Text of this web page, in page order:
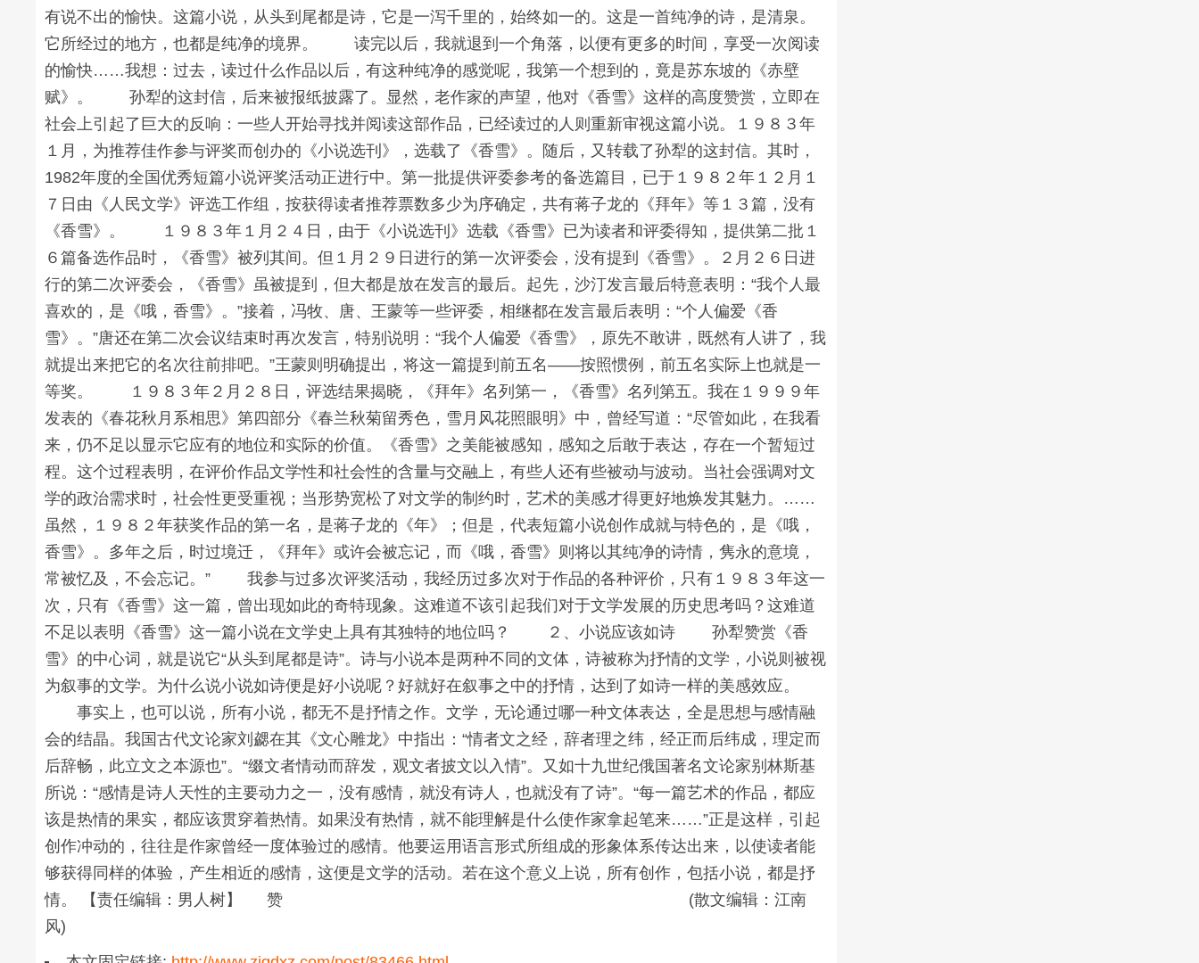
有说不出的愉快。这篇小说，从头到尾都是诗，它是一泻千里的，始终如一的。这是一首纯净的诗，是清泉。
它所经过的地方，也都是纯净的境界。 读完以后，我就退到一个角落，以便有更多的时间，享受一次阅读
的愉快……我想：过去，读过什么作品以后，有这种纯净的感觉呢，我第一个想到的，竟是苏东坡的《赤壁
赋》。 孙犁的这封信，后来被报纸披露了。显然，老作家的声望，他对《香雪》这样的高度赞赏，立即在
社会上引起了巨大的反响：一些人开始寻找并阅读这部作品，已经读过的人则重新审视这篇小说。１９８３年
１月，为推荐佳作参与评奖而创办的《小说选刊》，选载了《香雪》。随后，又转载了孙犁的这封信。其时，
1982年度的全国优秀短篇小说评奖活动正进行中。第一批提供评委参考的备选篇目，已于１９８２年１２月１
７日由《人民文学》评选工作组，按获得读者推荐票数多少为序确定，共有蒋子龙的《拜年》等１３篇，没有
《香雪》。 １９８３年１月２４日，由于《小说选刊》选载《香雪》已为读者和评委得知，提供第二批１
６篇备选作品时，《香雪》被列其间。但１月２９日进行的第一次评委会，没有提到《香雪》。２月２６日进
行的第二次评委会，《香雪》虽被提到，但大都是放在发言的最后。起先，沙汀发言最后特意表明：“我个人最
喜欢的，是《哦，香雪》。”接着，冯牧、唐、王蒙等一些评委，相继都在发言最后表明：“个人偏爱《香
雪》。”唐还在第二次会议结束时再次发言，特别说明：“我个人偏爱《香雪》，原先不敢讲，既然有人讲了，我
就提出来把它的名次往前排吧。”王蒙则明确提出，将这一篇提到前五名——按照惯例，前五名实际上也就是一
等奖。 １９８３年２月２８日，评选结果揭晓，《拜年》名列第一，《香雪》名列第五。我在１９９９年
发表的《春花秋月系相思》第四部分《春兰秋菊留秀色，雪月风花照眼明》中，曾经写道：“尽管如此，在我看
来，仍不足以显示它应有的地位和实际的价值。《香雪》之美能被感知，感知之后敢于表达，存在一个暂短过
程。这个过程表明，在评价作品文学性和社会性的含量与交融上，有些人还有些被动与波动。当社会强调对文
学的政治需求时，社会性更受重视；当形势宽松了对文学的制约时，艺术的美感才得更好地焕发其魅力。……
虽然，１９８２年获奖作品的第一名，是蒋子龙的《年》；但是，代表短篇小说创作成就与特色的，是《哦，
香雪》。多年之后，时过境迁，《拜年》或许会被忘记，而《哦，香雪》则将以其纯净的诗情，隽永的意境，
常被忆及，不会忘记。” 我参与过多次评奖活动，我经历过多次对于作品的各种评价，只有１９８３年这一
次，只有《香雪》这一篇，曾出现如此的奇特现象。这难道不该引起我们对于文学发展的历史思考吗？这难道
不足以表明《香雪》这一篇小说在文学史上具有其独特的地位吗？ ２、小说应该如诗 孙犁赞赏《香
雪》的中心词，就是说它“从头到尾都是诗”。诗与小说本是两种不同的文体，诗被称为抒情的文学，小说则被视
为叙事的文学。为什么说小说如诗便是好小说呢？好就好在叙事之中的抒情，达到了如诗一样的美感效应。
事实上，也可以说，所有小说，都无不是抒情之作。文学，无论通过哪一种文体表达，全是思想与感情融
会的结晶。我国古代文论家刘勰在其《文心雕龙》中指出：“情者文之经，辞者理之纬，经正而后纬成，理定而
后辞畅，此立文之本源也”。“缀文者情动而辞发，观文者披文以入情”。又如十九世纪俄国著名文论家别林斯基
所说：“感情是诗人天性的主要动力之一，没有感情，就没有诗人，也就没有了诗”。“每一篇艺术的作品，都应
该是热情的果实，都应该贯穿着热情。如果没有热情，就不能理解是什么使作家拿起笔来……”正是这样，引起
创作冲动的，往往是作家曾经一度体验过的感情。他要运用语言形式所组成的形象体系传达出来，以使读者能
够获得同样的体验，产生相近的感情，这便是文学的活动。若在这个意义上说，所有创作，包括小说，都是抒
情。 【责任编辑：男人树】 赞 (散文编辑：江南
风)